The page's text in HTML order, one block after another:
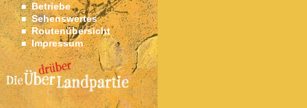
■ Betriebe
■ Sehenswertes
■ Routenübersicht
■ Impressum